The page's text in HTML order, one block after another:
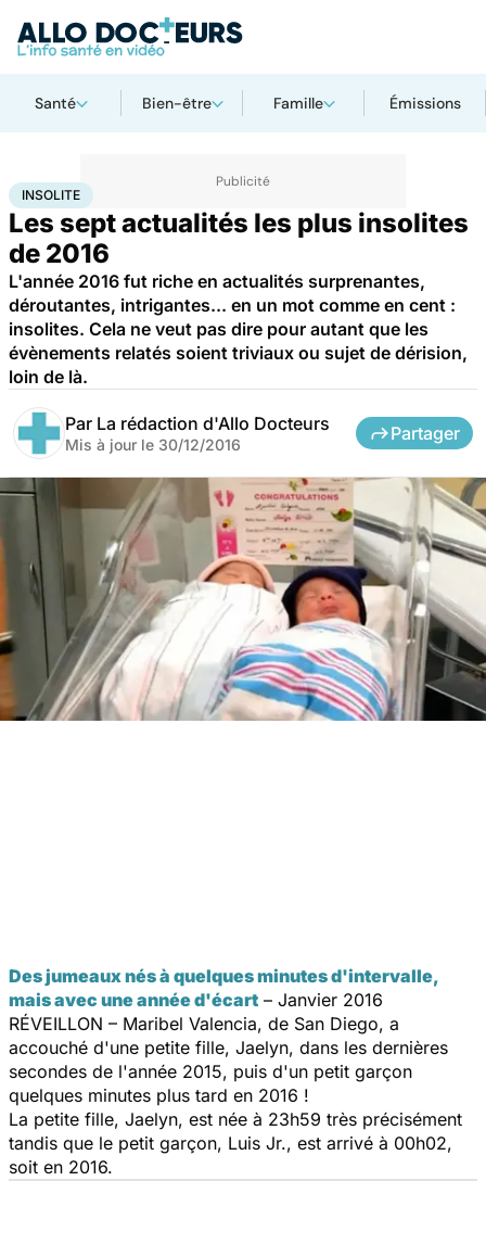
Santé Bien-être Famille Émissions
AccueilSanté
INSOLITE
Les sept actualités les plus insolites
de 2016
L'année 2016 fut riche en actualités surprenantes,
déroutantes, intrigantes... en un mot comme en cent :
insolites. Cela ne veut pas dire pour autant que les
évènements relatés soient triviaux ou sujet de dérision,
loin de là.
Par La rédaction d'Allo Docteurs
Mis à jour le 30/12/2016
Partager
Des jumeaux nés à quelques minutes d'intervalle,
mais avec une année d'écart – Janvier 2016
RÉVEILLON – Maribel Valencia, de San Diego, a
accouché d'une petite fille, Jaelyn, dans les dernières
secondes de l'année 2015, puis d'un petit garçon
quelques minutes plus tard en 2016 !
La petite fille, Jaelyn, est née à 23h59 très précisément
tandis que le petit garçon, Luis Jr., est arrivé à 00h02,
soit en 2016.